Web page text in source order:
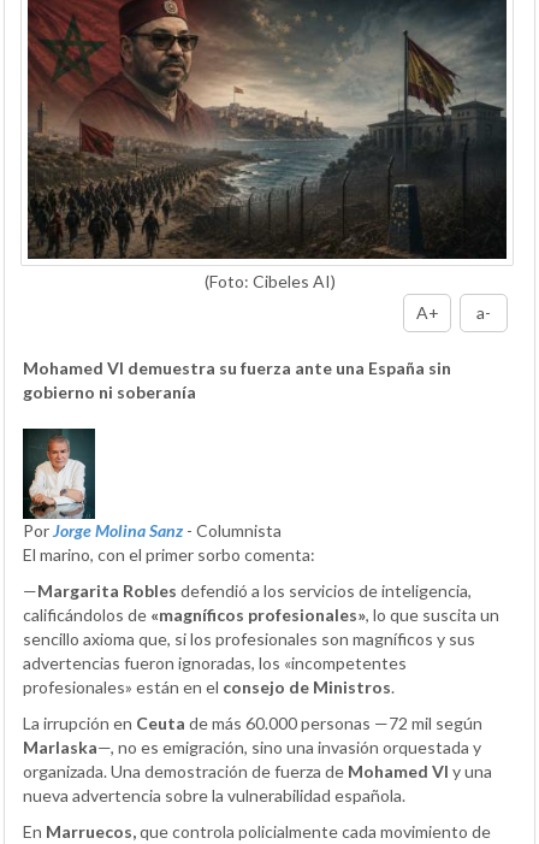
(Foto: Cibeles AI)
A+
a-
Mohamed VI demuestra su fuerza ante una España sin
gobierno ni soberanía
PorJorge Molina Sanz - Columnista
El marino, con el primer sorbo comenta:
—Margarita Robles defendió a los servicios de inteligencia,
calificándolos de «magníficos profesionales», lo que suscita un
sencillo axioma que, si los profesionales son magníficos y sus
advertencias fueron ignoradas, los «incompetentes
profesionales» están en el consejo de Ministros.
La irrupción en Ceuta de más 60.000 personas —72 mil según
Marlaska—, no es emigración, sino una invasión orquestada y
organizada. Una demostración de fuerza de Mohamed VI y una
nueva advertencia sobre la vulnerabilidad española.
En Marruecos,que controla policialmente cada movimiento de